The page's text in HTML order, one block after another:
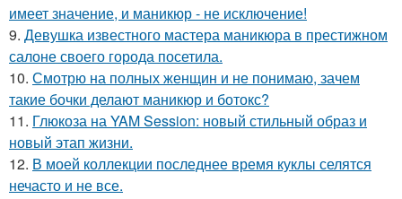
имеет значение, и маникюр - не исключение!
9. Девушка известного мастера маникюра в престижном
салоне своего города посетила.
10. Смотрю на полных женщин и не понимаю, зачем
такие бочки делают маникюр и ботокс?
11. Глюкоза на YAM Session: новый стильный образ и
новый этап жизни.
12. В моей коллекции последнее время куклы селятся
нечасто и не все.